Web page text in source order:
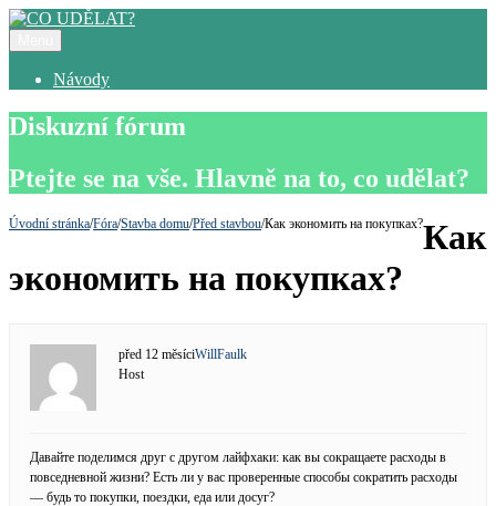
Návody
Diskuzní fórum
Ptejte se na vše. Hlavně na to, co udělat?
Úvodní stránka/Fóra/Stavba domu/Před stavbou/Как экономить на покупках?Как
экономить на покупках?
před 12 měsíciWillFaulk
Host
Давайте поделимся друг с другом лайфхаки: как вы сокращаете расходы в
повседневной жизни? Есть ли у вас проверенные способы сократить расходы
— будь то покупки, поездки, еда или досуг?